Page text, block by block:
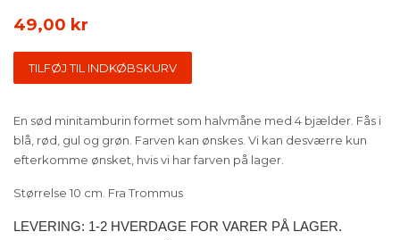
Normal
49,00 kr
TILFØJ TIL INDKØBSKURV
En sød minitamburin formet som halvmåne med 4 bjælder. Fås i
blå, rød, gul og grøn. Farven kan ønskes. Vi kan desværre kun
efterkomme ønsket, hvis vi har farven på lager.
Størrelse 10 cm. Fra Trommus
LEVERING: 1-2 HVERDAGE FOR VARER PÅ LAGER.